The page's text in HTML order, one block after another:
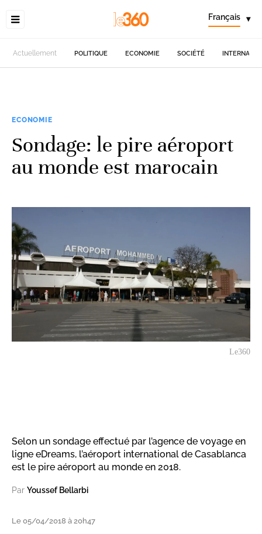
Français ▾
Actuellement POLITIQUE ECONOMIE SOCIÉTÉ
ECONOMIE
Sondage: le pire aéroport
au monde est marocain
Le360
Selon un sondage effectué par l’agence de voyage en
ligne eDreams, l’aéroport international de Casablanca
est le pire aéroport au monde en 2018.
Par Youssef Bellarbi
Le 05/04/2018 à 20h47